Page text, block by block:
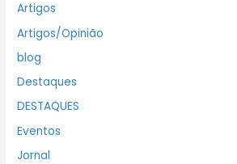
Artigos
Artigos/Opinião
blog
Destaques
DESTAQUES
Eventos
Jornal